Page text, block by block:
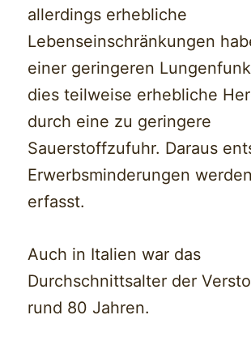
allerdings erhebliche
Lebenseinschränkungen
einer geringeren
dies teilweise erhebliche
durch eine zu geringere
Sauerstoffzufuhr. Daraus
Erwerbsminderungen
erfasst.
Auch in Italien war das
Durchschnittsalter der
rund 80 Jahren.